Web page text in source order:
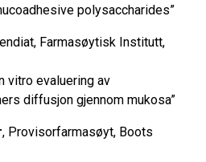
polysaccharides”
Farmasøytisk Institutt,
vitro evaluering av
diffusjon gjennom mukosa”
, Provisorfarmasøyt, Boots